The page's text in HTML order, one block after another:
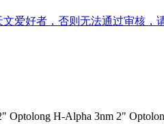
爱好者，否则无法通过审核，
H-Alpha 3nm 2"